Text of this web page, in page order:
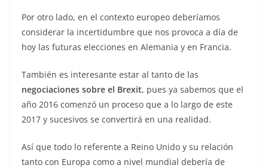
Por otro lado, en el contexto europeo deberíamos
considerar la incertidumbre que nos provoca a día de
hoy las futuras elecciones en Alemania y en Francia.
También es interesante estar al tanto de las
negociaciones sobre el Brexit, pues ya sabemos que el
año 2016 comenzó un proceso que a lo largo de este
2017 y sucesivos se convertirá en una realidad.
Así que todo lo referente a Reino Unido y su relación
tanto con Europa como a nivel mundial debería de